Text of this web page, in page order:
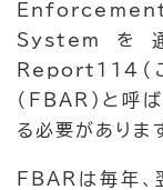
Systemを
Report114（
（FBAR）と呼
る必要がありま
FBARは毎年、